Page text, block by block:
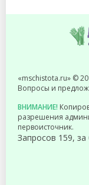
«mschistota.ru» ©
Вопросы и
ВНИМАНИЕ!
разрешения
первоисточник.
Запросов 159, за